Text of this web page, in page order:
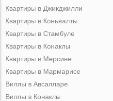
Квартиры в Джикджилли
Квартиры в Коньяалты
Квартиры в Стамбуле
Квартиры в Конаклы
Квартиры в Мерсине
Квартиры в Мармарисе
Виллы в Авсалларе
Виллы в Конаклы